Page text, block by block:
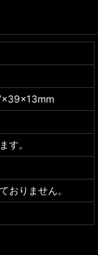
す。
おりません。